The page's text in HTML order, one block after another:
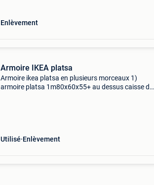
Enlèvement
Armoire IKEA platsa
Armoire ikea platsa en plusieurs morceaux 1)
armoire platsa 1m80x60x55+ au dessus caisse de
Utilisé Enlèvement